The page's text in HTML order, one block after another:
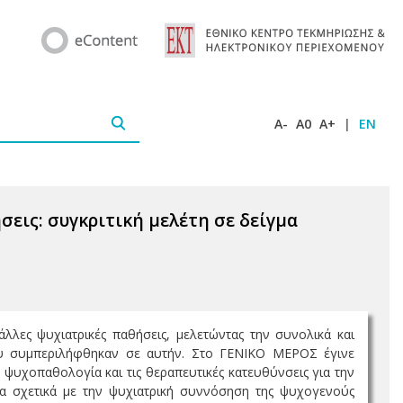
A- A0 A+ | EN
συγκριτική μελέτη σε δείγμα
ψυχιατρικές παθήσεις, μελετώντας την συνολικά και
συμπεριλήφθηκαν σε αυτήν. Στο ΓΕΝΙΚΟ ΜΕΡΟΣ έγινε
και τις θεραπευτικές κατευθύνσεις για την
σχετικά με την ψυχιατρική συννόσηση της ψυχογενούς